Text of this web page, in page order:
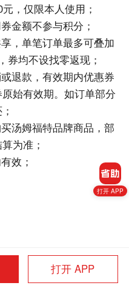
，仅限本人使用；
金额不参与积分；
，单笔订单最多可叠加
券均不设找零返现；
退款，有效期内优惠券
始有效期。如订单部分
汤姆福特品牌商品，部
为准；
效；
打开 APP
打开 APP